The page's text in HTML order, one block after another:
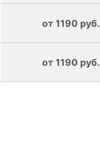
от 1190 руб.
от 1190 руб.